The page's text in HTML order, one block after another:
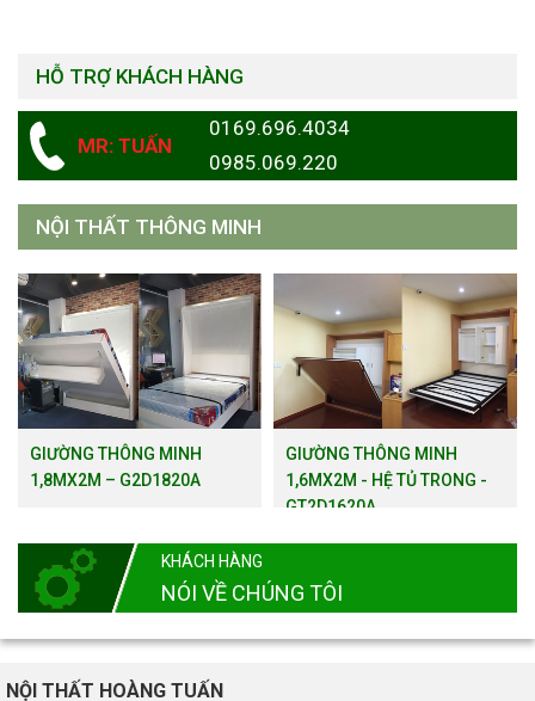
HỖ TRỢ KHÁCH HÀNG
MR: TUẤN
0169.696.4034
0985.069.220
NỘI THẤT THÔNG MINH
GIƯỜNG THÔNG MINH
1,8MX2M – G2D1820A
GIƯỜNG THÔNG MINH
1,6MX2M - HỆ TỦ TRONG -
GT2D1620A
KHÁCH HÀNG
NÓI VỀ CHÚNG TÔI
NỘI THẤT HOÀNG TUẤN